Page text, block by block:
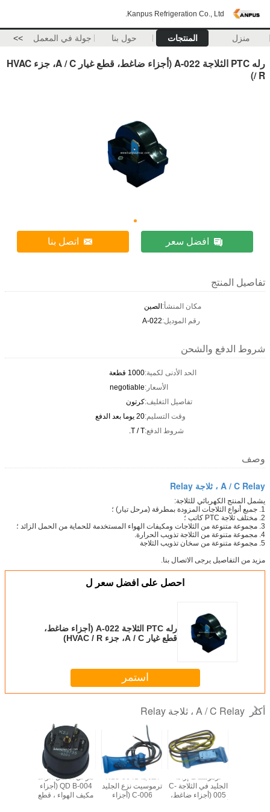
Kanpus Refrigeration Co., Ltd.
منزل المنتجات حول بنا جولة في المعمل >>
رله PTC الثلاجة A-022 (أجزاء ضاغط، قطع غيار A / C، جزء HVAC
/ R)
افضل سعر اتصل بنا
تفاصيل المنتج
مكان المنشأ:الصين
رقم الموديل:A-022
شروط الدفع والشحن
الحد الأدنى لكمية:1000 قطعة
الأسعار:negotiable
تفاصيل التغليف:كرتون
وقت التسليم:20 يوما بعد الدفع
شروط الدفع:T / T.
وصف
A / C Relay ، ثلاجة Relay
يشمل المنتج الكهربائي للثلاجة:
1. جميع أنواع الثلاجات المزودة بمطرقة (مرحل تيار) ؛
2. مختلف ثلاجة PTC كاتب ؛
3. مجموعة متنوعة من الثلاجات ومكيفات الهواء المستخدمة للحماية من الحمل الزائد ؛
4. مجموعة متنوعة من الثلاجة تذويب الحرارة.
5. مجموعة متنوعة من سخان تذويب الثلاجة
مزيد من التفاصيل يرجى الاتصال بنا.
احصل على افضل سعر ل
رله PTC الثلاجة A-022 (أجزاء ضاغط،
قطع غيار A / C، جزء HVAC / R)
استمر
أكثر A / C Relay ، ثلاجة Relay
مرحل الحمل الزائد
QD B-004 (أجزاء
مكيف الهواء ، قطع
الثلاجة N13-0641
ترموسيت نزع الجليد
C-006 (أجزاء
ثرموستات إزالة
الجليد في الثلاجة C-
005 (أجزاء ضاغط،